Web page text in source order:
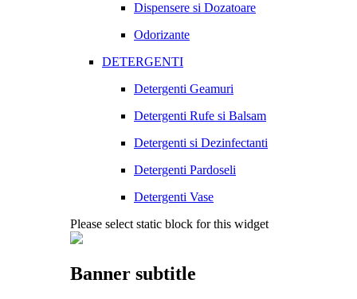
Dispensere si Dozatoare
Odorizante
DETERGENTI
Detergenti Geamuri
Detergenti Rufe si Balsam
Detergenti si Dezinfectanti
Detergenti Pardoseli
Detergenti Vase
Please select static block for this widget
Banner subtitle